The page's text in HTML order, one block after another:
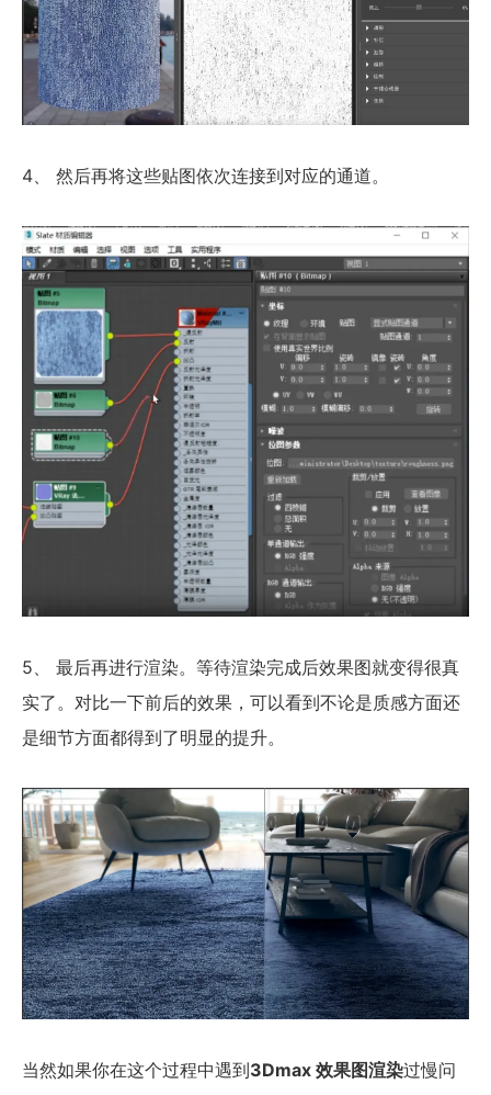
4、 然后再将这些贴图依次连接到对应的通道。
5、 最后再进行渲染。等待渲染完成后效果图就变得很真
实了。对比一下前后的效果，可以看到不论是质感方面还
是细节方面都得到了明显的提升。
当然如果你在这个过程中遇到3Dmax 效果图渲染过慢问